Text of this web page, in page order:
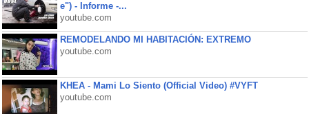
e") - Informe -...
youtube.com
REMODELANDO MI HABITACIÓN: EXTREMO
youtube.com
KHEA - Mami Lo Siento (Official Video) #VYFT
youtube.com